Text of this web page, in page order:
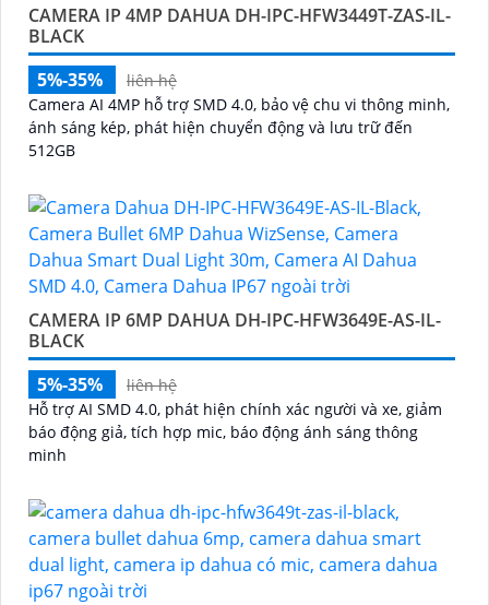
CAMERA IP 4MP DAHUA DH-IPC-HFW3449T-ZAS-IL-
BLACK
5%-35%
liên hệ
Camera AI 4MP hỗ trợ SMD 4.0, bảo vệ chu vi thông minh,
ánh sáng kép, phát hiện chuyển động và lưu trữ đến
512GB
CAMERA IP 6MP DAHUA DH-IPC-HFW3649E-AS-IL-
BLACK
5%-35%
liên hệ
Hỗ trợ AI SMD 4.0, phát hiện chính xác người và xe, giảm
báo động giả, tích hợp mic, báo động ánh sáng thông
minh